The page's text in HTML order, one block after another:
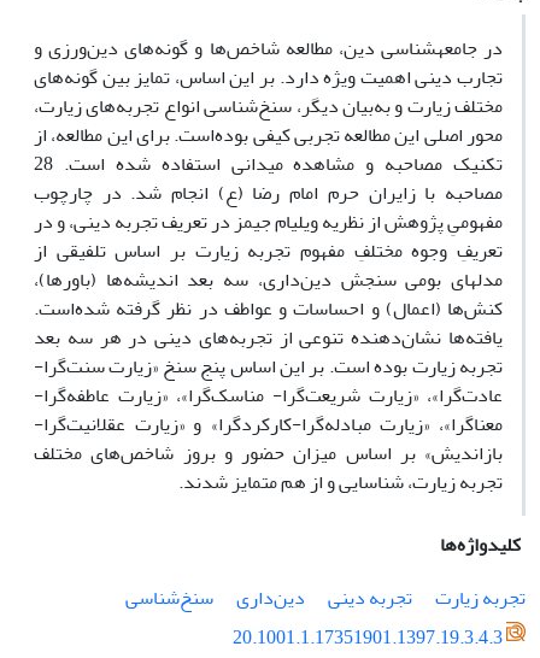
در جامعهشناسی ‌دین، مطالعه شاخص‌ها و گونه‌های دین‌ورزی و
تجارب دینی اهمیت ویژه دارد. بر این اساس، تمایز بین گونه‌های
مختلف زیارت و به‌بیان دیگر، سنخ‌شناسی انواع تجربه‌های زیارت،
محور اصلی این مطالعه تجربی کیفی بوده‌است. برای این مطالعه، از
تکنیک مصاحبه و مشاهده میدانی استفاده شده است. 28
مصاحبه با زایران حرم امام رضا (ع) انجام شد. در چارچوب
مفهومیِ پژوهش از نظریه‌ ویلیام جیمز در تعریف تجربه دینی، و در
تعریفِ وجوه مختلفِ مفهوم تجربه زیارت بر اساس تلفیقی از
مدلهای بومی سنجش دین‌داری، سه بعد اندیشه‌ها (باورها)،
کنش‌ها (اعمال) و احساسات و عواطف در نظر گرفته شده‌است.
یافته‌ها نشان‌دهنده تنوعی از تجربه‌های دینی در هر سه بعد
تجربه زیارت بوده است. بر این اساس پنج سنخ «زیارت سنت‌گرا-
عادت‌گرا»، «زیارت شریعت‌گرا- مناسک‌گرا»، «زیارت عاطفه‌گرا-
معناگرا»، «زیارت مبادله‌گرا-کارکردگرا» و «زیارت عقلانیت‌گرا-
بازاندیش» بر اساس میزان حضور و بروز شاخص‌های مختلف
تجربه زیارت، شناسایی و از هم متمایز شدند.
کلیدواژه‌ها
تجربه زیارت
تجربه دینی دین‌داری
سنخ‌شناسی
20.1001.1.17351901.1397.19.3.4.3